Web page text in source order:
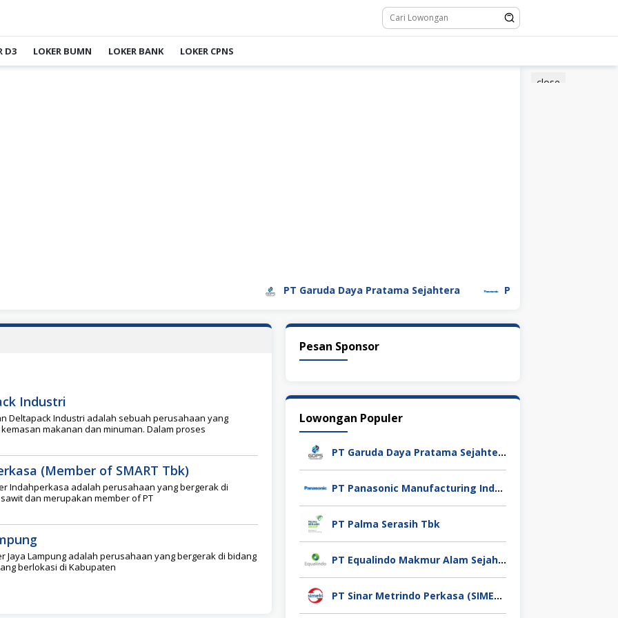
D3 LOKER BUMN LOKER BANK LOKER CPNS
close
PT Garuda Daya Pratama Sejahtera PT Panasonic
Industri
Deltapack Industri adalah sebuah perusahaan yang
makanan dan minuman. Dalam proses
(Member of SMART Tbk)
Indahperkasa adalah perusahaan yang bergerak di
dan merupakan member of PT
Jaya Lampung adalah perusahaan yang bergerak di bidang
berlokasi di Kabupaten
Pesan Sponsor
Lowongan Populer
PT Garuda Daya Pratama Sejahtera
PT Panasonic Manufacturing Indonesia
PT Palma Serasih Tbk
PT Equalindo Makmur Alam Sejahtera (Equalindo Group)
PT Sinar Metrindo Perkasa (SIMETRI)